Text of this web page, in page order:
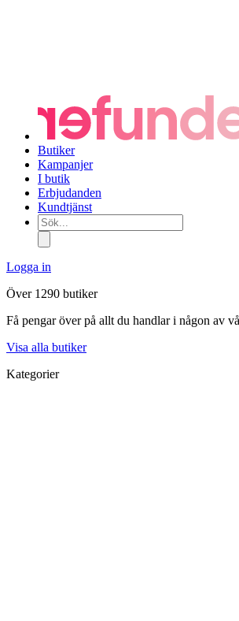
Butiker
Kampanjer
I butik
Erbjudanden
Kundtjänst
Sök...
Logga in
Över 1290 butiker
Få pengar över på allt du handlar i någon av
Visa alla butiker
Kategorier